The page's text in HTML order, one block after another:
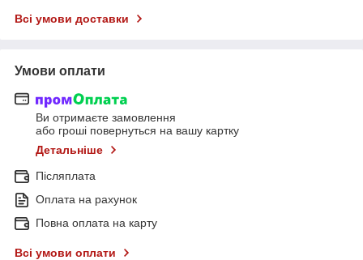
Всі умови доставки
Умови оплати
Ви отримаєте замовлення
або гроші повернуться на вашу картку
Детальніше
Післяплата
Оплата на рахунок
Повна оплата на карту
Всі умови оплати